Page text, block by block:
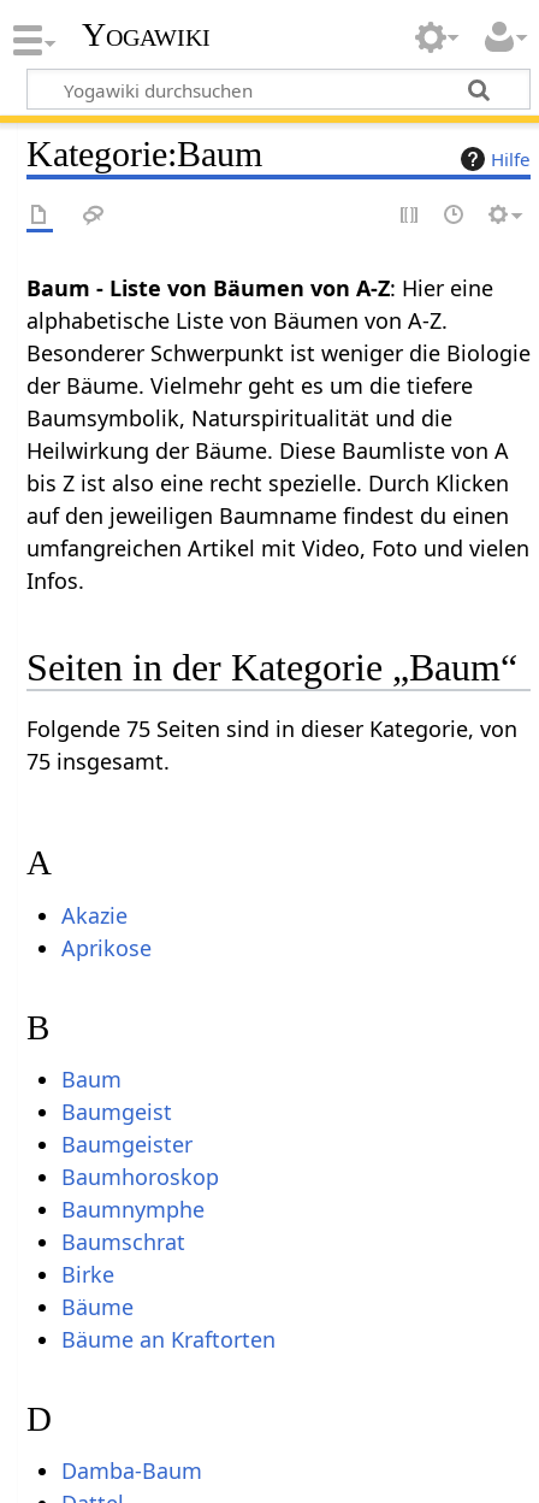
Yogawiki
Hilfe
Kategorie:Baum
Baum - Liste von Bäumen von A-Z: Hier eine
alphabetische Liste von Bäumen von A-Z.
Besonderer Schwerpunkt ist weniger die Biologie
der Bäume. Vielmehr geht es um die tiefere
Baumsymbolik, Naturspiritualität und die
Heilwirkung der Bäume. Diese Baumliste von A
bis Z ist also eine recht spezielle. Durch Klicken
auf den jeweiligen Baumname findest du einen
umfangreichen Artikel mit Video, Foto und vielen
Infos.
Seiten in der Kategorie „Baum“
Folgende 75 Seiten sind in dieser Kategorie, von
75 insgesamt.
A
Akazie
Aprikose
B
Baum
Baumgeist
Baumgeister
Baumhoroskop
Baumnymphe
Baumschrat
Birke
Bäume
Bäume an Kraftorten
D
Damba-Baum